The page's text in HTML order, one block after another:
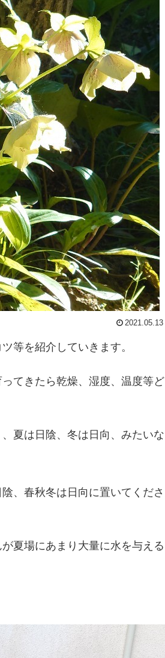
2021.05.13
等を紹介していきます。
てきたら乾燥、湿度、温度等ど
夏は日陰、冬は日向、みたいな
、春秋冬は日向に置いてくださ
夏場にあまり大量に水を与える